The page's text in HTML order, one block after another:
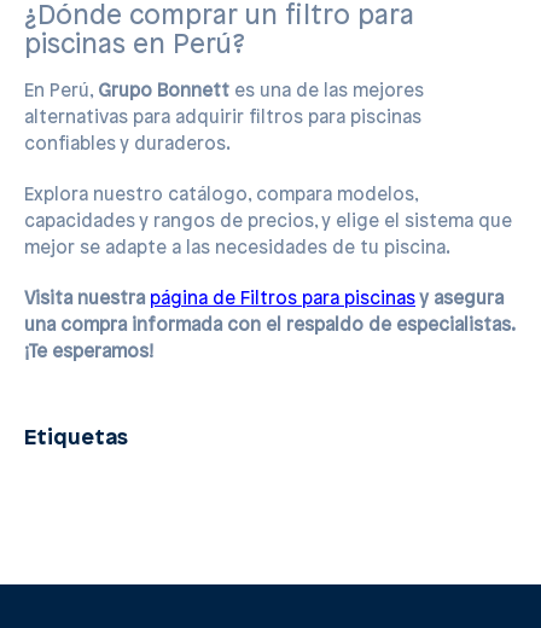
¿Dónde comprar un filtro para
piscinas en Perú?
En Perú, Grupo Bonnett es una de las mejores
alternativas para adquirir filtros para piscinas
confiables y duraderos.
Explora nuestro catálogo, compara modelos,
capacidades y rangos de precios, y elige el sistema que
mejor se adapte a las necesidades de tu piscina.
Visita nuestra página de Filtros para piscinasy asegura
una compra informada con el respaldo de especialistas.
¡Te esperamos!
Etiquetas